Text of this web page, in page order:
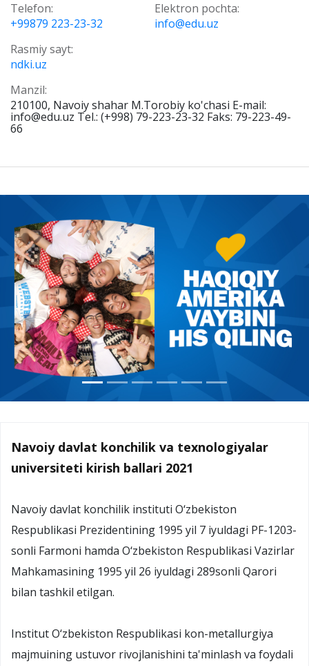
Telefon:
+99879 223-23-32
Elektron pochta:
info@edu.uz
Rasmiy sayt:
ndki.uz
Manzil:
210100, Navoiy shahar M.Torobiy ko'chasi E-mail:
info@edu.uz Tel.: (+998) 79-223-23-32 Faks: 79-223-49-
66
Navoiy davlat konchilik va texnologiyalar
universiteti kirish ballari 2021
Navoiy davlat konchilik instituti O‘zbekiston
Respublikasi Prezidentining 1995 yil 7 iyuldagi PF-1203-
sonli Farmoni hamda O‘zbekiston Respublikasi Vazirlar
Mahkamasining 1995 yil 26 iyuldagi 289sonli Qarori
bilan tashkil etilgan.
Institut O‘zbekiston Respublikasi kon-metallurgiya
majmuining ustuvor rivojlanishini ta'minlash va foydali